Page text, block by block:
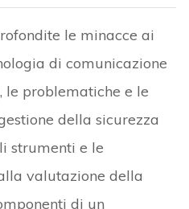
le minacce ai
di comunicazione
le problematiche e le
della sicurezza
strumenti e le
valutazione della
di un